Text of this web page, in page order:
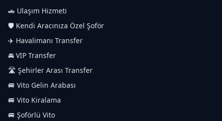
🚗 Ulaşım Hizmeti
🛡️ Kendi Aracınıza Özel Şoför
✈️ Havalimanı Transfer
🚘 VIP Transfer
🛣️ Şehirler Arası Transfer
🚐 Vito Gelin Arabası
🚐 Vito Kiralama
🚐 Şoförlü Vito